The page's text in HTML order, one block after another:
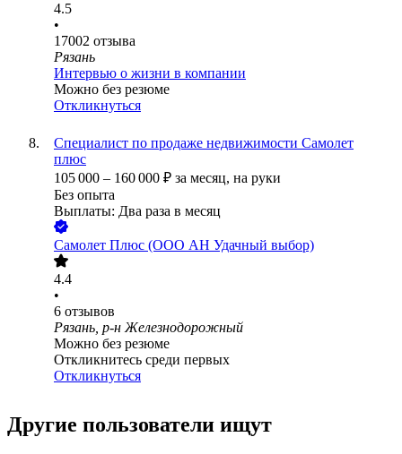
4.5
•
17002 отзыва
Рязань
Интервью о жизни в компании
Можно без резюме
Откликнуться
Специалист по продаже недвижимости Самолет
плюс
105 000 – 160 000 ₽ за месяц, на руки
Без опыта
Выплаты: Два раза в месяц
Самолет Плюс (ООО АН Удачный выбор)
4.4
•
6 отзывов
Рязань, р-н Железнодорожный
Можно без резюме
Откликнитесь среди первых
Откликнуться
Другие пользователи ищут